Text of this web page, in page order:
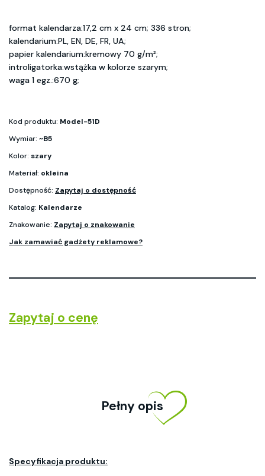
format kalendarza:17,2 cm x 24 cm; 336 stron;
kalendarium:PL, EN, DE, FR, UA;
papier kalendarium:kremowy 70 g/m²;
introligatorka:wstążka w kolorze szarym;
waga 1 egz.:670 g;
Kod produktu: Model-51D
Wymiar: ~B5
Kolor: szary
Materiał: okleina
Dostępność: Zapytaj o dostępność
Katalog: Kalendarze
Znakowanie: Zapytaj o znakowanie
Jak zamawiać gadżety reklamowe?
Zapytaj o cenę
Pełny opis
Specyfikacja produktu: